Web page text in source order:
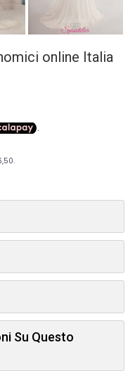
online Italia
Su Questo